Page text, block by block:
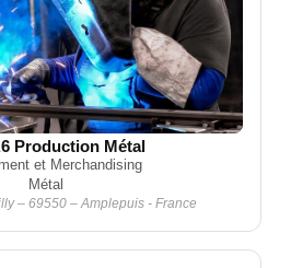
Production Métal
et Merchandising
Métal
– 69550 – Amplepuis - France